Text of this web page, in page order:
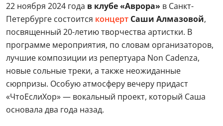
22 ноября 2024 года в клубе «Аврора» в Санкт-
Петербурге состоится концерт Саши Алмазовой,
посвященный 20-летию творчества артистки. В
программе мероприятия, по словам организаторов,
лучшие композиции из репертуара Non Cadenza,
новые сольные треки, а также неожиданные
сюрпризы. Особую атмосферу вечеру придаст
«ЧтоЕслиХор» — вокальный проект, который Саша
основала два года назад.